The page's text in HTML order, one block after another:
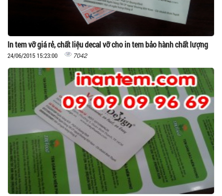
In tem vỡ giá rẻ, chất liệu decal vỡ cho in tem bảo hành chất lượng
24/06/2015 15:23:00 7042